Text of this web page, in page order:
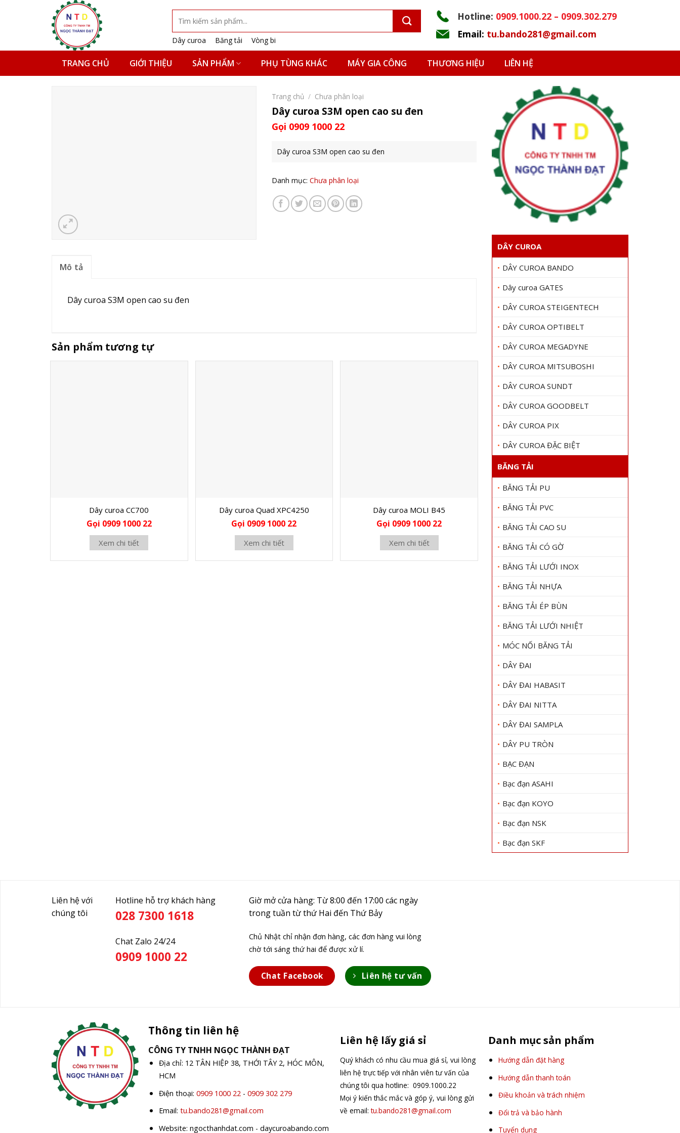
kiếm:
Dây curoa
Băng tải Vòng bi
Hotline: 0909.1000.22 – 0909.302.279
Email: tu.bando281@gmail.com
TRANG CHỦ GIỚI THIỆU SẢN PHẨM PHỤ TÙNG KHÁC MÁY GIA CÔNG THƯƠNG HIỆU LIÊN HỆ
DÂY CUROA
DÂY CUROA BANDO
Dây curoa GATES
DÂY CUROA STEIGENTECH
DÂY CUROA OPTIBELT
DÂY CUROA MEGADYNE
DÂY CUROA MITSUBOSHI
DÂY CUROA SUNDT
DÂY CUROA GOODBELT
DÂY CUROA PIX
DÂY CUROA ĐẶC BIỆT
BĂNG TẢI
BĂNG TẢI PU
BĂNG TẢI PVC
BĂNG TẢI CAO SU
BĂNG TẢI CÓ GỜ
BĂNG TẢI LƯỚI INOX
BĂNG TẢI NHỰA
BĂNG TẢI ÉP BÙN
BĂNG TẢI LƯỚI NHIỆT
MÓC NỐI BĂNG TẢI
DÂY ĐAI
DÂY ĐAI HABASIT
DÂY ĐAI NITTA
DÂY ĐAI SAMPLA
DÂY PU TRÒN
BẠC ĐẠN
Bạc đạn ASAHI
Bạc đạn KOYO
Bạc đạn NSK
Bạc đạn SKF
Trang chủ / Chưa phân loại
Dây curoa S3M open cao su đen
Gọi 0909 1000 22
Dây curoa S3M open cao su đen
Danh mục: Chưa phân loại
Mô tả
Dây curoa S3M open cao su đen
Sản phẩm tương tự
Dây curoa CC700
Gọi 0909 1000 22
Xem chi tiết
Dây curoa Quad XPC4250
Gọi 0909 1000 22
Xem chi tiết
Dây curoa MOLI B45
Gọi 0909 1000 22
Xem chi tiết
Dây curoa Bando 1250DH
Gọi 0909 1000 22
Xem chi tiết
Liên hệ với
chúng tôi
Hotline hỗ trợ khách hàng
028 7300 1618
Chat Zalo 24/24
0909 1000 22
Giờ mở cửa hàng: Từ 8:00 đến 17:00 các ngày
trong tuần từ thứ Hai đến Thứ Bảy
Chủ Nhật chỉ nhận đơn hàng, các đơn hàng vui lòng
chờ tới sáng thứ hai để được xử lí.
Chat Facebook Liên hệ tư vấn
Thông tin liên hệ
CÔNG TY TNHH NGỌC THÀNH ĐẠT
Địa chỉ: 12 TÂN HIỆP 38, THỚI TÂY 2, HÓC MÔN,
HCM
Điện thoại:0909 1000 22 -0909 302 279
Email:tu.bando281@gmail.com
Website: ngocthanhdat.com - daycuroabando.com
Liên hệ lấy giá sỉ
Quý khách có nhu cầu mua giá sỉ, vui lòng
liên hệ trực tiếp với nhân viên tư vấn của
chúng tôi qua hotline: 0909.1000.22
Mọi ý kiến thắc mắc và góp ý, vui lòng gửi
về email:tu.bando281@gmail.com
Danh mục sản phẩm
Hướng dẫn đặt hàng
Hướng dẫn thanh toán
Điều khoản và trách nhiệm
Đổi trả và bảo hành
Tuyển dụng